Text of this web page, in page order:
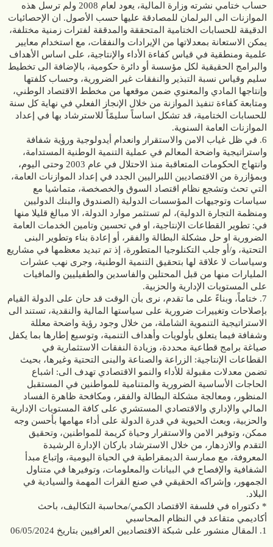
حساب ختامي نشرته وزارة المالية، يعود لعام 2008 ولم ترسل هذه
الموازنات الى البرلمان للمصادقة عليها حسب الأصول. ان الإحصائيات
الدقيقة للحسابات الختامية المتحققة والمدققة لفترات زمنية مختلفة،
يمكن الاستعانة بمعدلاتها من الإيرادات والنفقات، مع استخدام معايير
علمية ومنطقية في قياس كفاءة الأداء والإنتاجية، على اساس الأهداف
والبرامج الحقيقية لكل مؤسسة أو دائرة حكومية، بالإضافة الى تخطيط
سليم وقياس نسبة التبذير والنفقات غير الضرورية، وحساب كلفتها
وإنتاجها المادي والمعنوي ضمن موقعها من مخطط الاقتصاد الوطني،
ومتابعة كفاءة تنفيذ الموازنة من خلال الإنجاز الفعلي في نهاية كل سنة
للحسابات الختامية، قد تشكل اساساً سليمًاً للاسترشاد بها في إعداد
الموازنات العامة السنوية.
6. في ظل غياب الامن والاستقرار وانعدام أيدولوجية ورؤية شفافة
واستراتيجية واضحة المعالم في عملية التنمية الوطنية المستدامة،
وانتهاج الحكومات المتعاقبة منذ الاحتلال في عام 2003 وحتى اليوم،
وبمؤازرة من الاقتصاديين اللبراليين الجدد في إعداد الموازنات العامة،
التي تحث وتشجع نظام اقتصاد السوق والخصخصة، متماشيا مع
سياسات وتوجيهات المؤسسات الدولية (الصندوق والبنك الدوليين
ومنظمة التجارة الدولية)، لم تستثمر موارد الدولة، الا مبالغ قليلا منها
في: تطوير القطاعات الإنتاجية، او في تحسين وتامين الخدمات العامة
الضرورية او حل مشكلة البطالة والفقر، أو إعادة بناء وتطوير البنى
التحتية، و/أو جلب التكنلوجيا المتطورة، إذ تم تبديد معظمها في مشاريع
وسياسات لا علاقة لها بتحقيق التنمية الوطنية، وجرى نهب عشرات
المليارات منها من قبل المحتلين والفاسدين والطفيليين والمافيات
على المستويات الإدارية والحزبية.
7. ختاماً، وبناءً على ما تقدم، نرى بأن الوقت قد حان على الدولة القيام
بإصلاحات وتغييرات ضرورية على سياستها المالية والنقدية، تستند الى
الاستراتيجية التنموية الشاملة، من خلال وجود رؤية واضحة معللة
وشفافة فيما يتعلق بأولويات وأهداف التنمية، وتوسيع إطارها بما يكفل
صياغة برامج قطاعية محددة، وزيادة النفقات الاستثمارية في
القطاعات الإنتاجية: الزراعة والصناعة والبنى التحتية وغيرها، بحيث
تضمن معدلات مقبولة للأداء والنمو الاقتصادي تهدف الى: اشباع
الحاجات الأساسية الضرورية والمتنامية للمواطنين في المستقبل
المنظور، ومعالجة مشكلة البطالة والفقر، ومكافحة ظاهرة الفساد
المالي والإداري والاقتصادي المستشري على كافة المستويات الإدارية
والحزبية، وبعث الحيوية في قدرة الدولة على أداء مهامها بأحسن وجه
ممكن، وتوفير الامن والاستقرار وحياة كريمة للمواطنين، وتحقيق
التقدم والازدهار، من خلال الاسترشاد باركان الإدارة الرشيدة
المعروفة، مع ممارسة الديمقراطية في الحياة اليومية، وإتباع مبدأ
الشفافية والإفصاح في البيانات والمعلومات، وتوفيرها في متناول
الجمهور، وإشراكه الحقيقي في صنع القرات المهمة والسيادية في
البلاد.
* دكتوراه في فلسفة الاقتصاد الكمي/محاسبة التكاليف، باحث
أكاديمي متقاعد في النظام المحاسبي
1. المقال منشور على شبكة الاقتصاديين العراقيين بتاريخ 06/05/2024